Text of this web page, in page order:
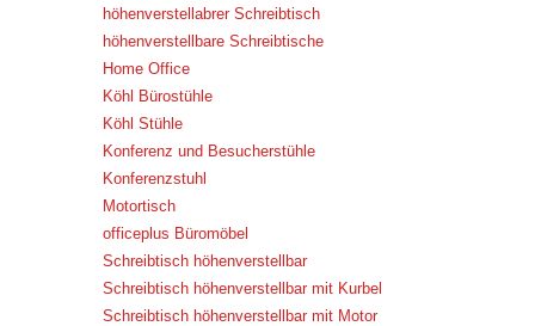
höhenverstellabrer Schreibtisch
höhenverstellbare Schreibtische
Home Office
Köhl Bürostühle
Köhl Stühle
Konferenz und Besucherstühle
Konferenzstuhl
Motortisch
officeplus Büromöbel
Schreibtisch höhenverstellbar
Schreibtisch höhenverstellbar mit Kurbel
Schreibtisch höhenverstellbar mit Motor